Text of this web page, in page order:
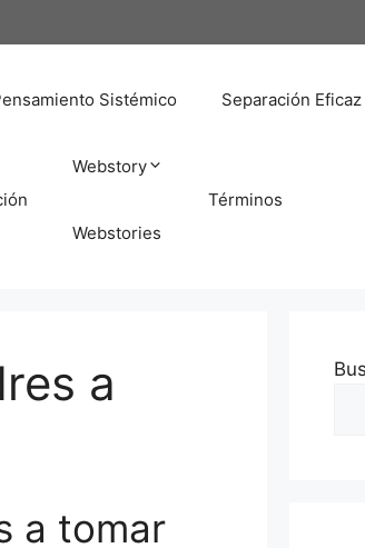
Sistémico Separación Eficaz
Webstory
Webstories
Términos
a
a tomar